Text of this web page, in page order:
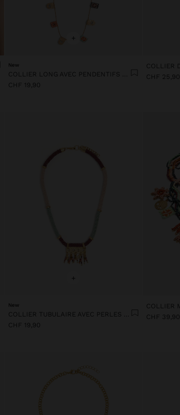
+
New
COLLIER LONG AVEC PENDENTIFS ET PERLES
CHF 19,90
CHF 25,90
+
New
CHF 19,90
CHF 39,90